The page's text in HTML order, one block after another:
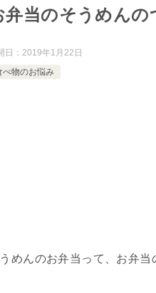
弁当のそうめん
日： 2019年1月22日
べ物のお悩み
めんのお弁当って、お弁当